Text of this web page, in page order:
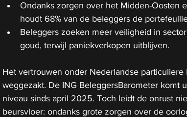
Ondanks zorgen over het Midden-Oosten
houdt 68% van de beleggers de
Beleggers zoeken meer veiligheid in
goud, terwijl paniekverkopen uitblijven.
Het vertrouwen onder Nederlandse
weggezakt. De ING BeleggersBarometer komt
niveau sinds april 2025. Toch leidt de onrust
beursvloer: ondanks grote zorgen over de